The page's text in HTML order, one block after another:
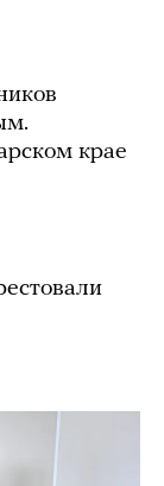
крае